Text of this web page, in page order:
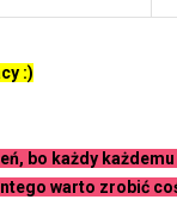
:)
bo każdy
warto zrobić